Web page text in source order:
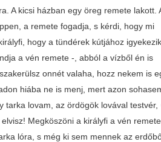
A kicsi házban egy öreg remete lakott.
a remete fogadja, s kérdi, hogy mi
hogy a tündérek kútjához
a vén remete -, abból a vízből én is
onnét valaha, hozz nekem is
hiába ne is menj, mert azon
tarka lovam, az ördögök lovával testvér,
Megköszöni a királyfi a vén remete
lóra, s még ki sem mennek az